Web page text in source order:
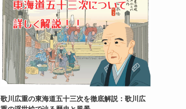
歌川広重の東海道五十三次を徹底解説：歌川広